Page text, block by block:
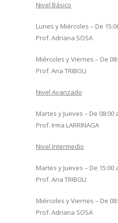
Nivel Básico
Lunes y Miércoles – De
Prof. Adriana SOSA
Miércoles y Viernes – De
Prof. Ana TRIBOLI
Nivel Avanzado
Martes y Jueves – De 08:00
Prof. Irma LARRINAGA
Nivel Intermedio
Martes y Jueves – De 15:00
Prof. Ana TRIBOLI
Miércoles y Viernes – De
Prof. Adriana SOSA